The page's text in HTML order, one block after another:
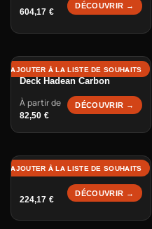
604,17 €
DÉCOUVRIR →
Deck Hadean Carbon
À partir de
82,50 €
DÉCOUVRIR →
AJOUTER À LA LISTE DE SOUHAITS
Deck GTR 2 Bamboo
224,17 €
DÉCOUVRIR →
AJOUTER À LA LISTE DE SOUHAITS